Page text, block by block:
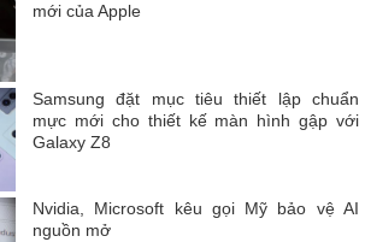
mới của Apple
Samsung đặt mục tiêu thiết lập chuẩn
mực mới cho thiết kế màn hình gập với
Galaxy Z8
Nvidia, Microsoft kêu gọi Mỹ bảo vệ AI
nguồn mở